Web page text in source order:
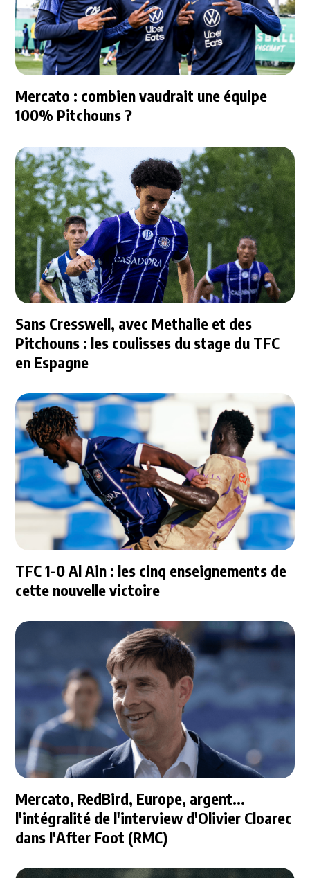
Mercato : combien vaudrait une équipe
100% Pitchouns ?
Sans Cresswell, avec Methalie et des
Pitchouns : les coulisses du stage du TFC
en Espagne
TFC 1-0 Al Ain : les cinq enseignements de
cette nouvelle victoire
Mercato, RedBird, Europe, argent...
l'intégralité de l'interview d'Olivier Cloarec
dans l'After Foot (RMC)